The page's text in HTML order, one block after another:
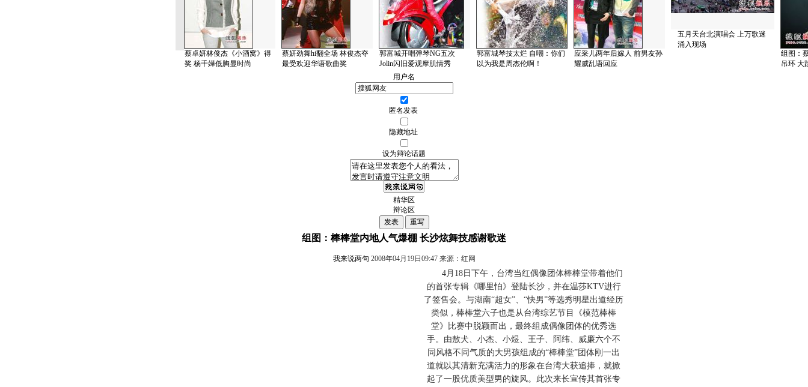
蔡卓妍林俊杰《小酒窝》得
奖 杨千嬅低胸显时尚
蔡妍劲舞hi翻全场 林俊杰夺
最受欢迎华语歌曲奖
郭富城开唱弹琴NG五次
Jolin闪旧爱观摩肌情秀
郭富城琴技太烂 自嘲：你们
以为我是周杰伦啊！
应采儿两年后嫁人 前男友孙
耀威乱语回应
五月天台北演唱会 上万歌迷
涌入现场
组图：
吊环 大
用户名
匿名发表
隐藏地址
设为辩论话题
精华区
辩论区
组图：棒棒堂内地人气爆棚 长沙炫舞技感谢歌迷
我来说两句 2008年04月19日09:47 来源：红网
4月18日下午，台湾当红偶像团体棒棒堂带着他们
的首张专辑《哪里怕》登陆长沙，并在温莎KTV进行
了签售会。与湖南“超女”、“快男”等选秀明星出道经历
类似，棒棒堂六子也是从台湾综艺节目《模范棒棒
堂》比赛中脱颖而出，最终组成偶像团体的优秀选
手。由敖犬、小杰、小煜、王子、阿纬、威廉六个不
同风格不同气质的大男孩组成的“棒棒堂”团体刚一出
道就以其清新充满活力的形象在台湾大获追捧，就掀
起了一股优质美型男的旋风。此次来长宣传其首张专